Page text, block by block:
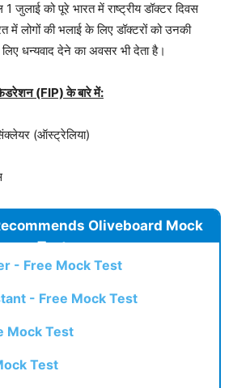
जुलाई को पूरे भारत में राष्ट्रीय डॉक्टर दिवस
में लोगों की भलाई के लिए डॉक्टरों को उनकी
लिए धन्यवाद देने का अवसर भी देता है।
(FIP)के बारे में:
(ऑस्ट्रेलिया)
Oliveboard Mock
Test
- Free Mock Test
- Free Mock Test
Mock Test
Test